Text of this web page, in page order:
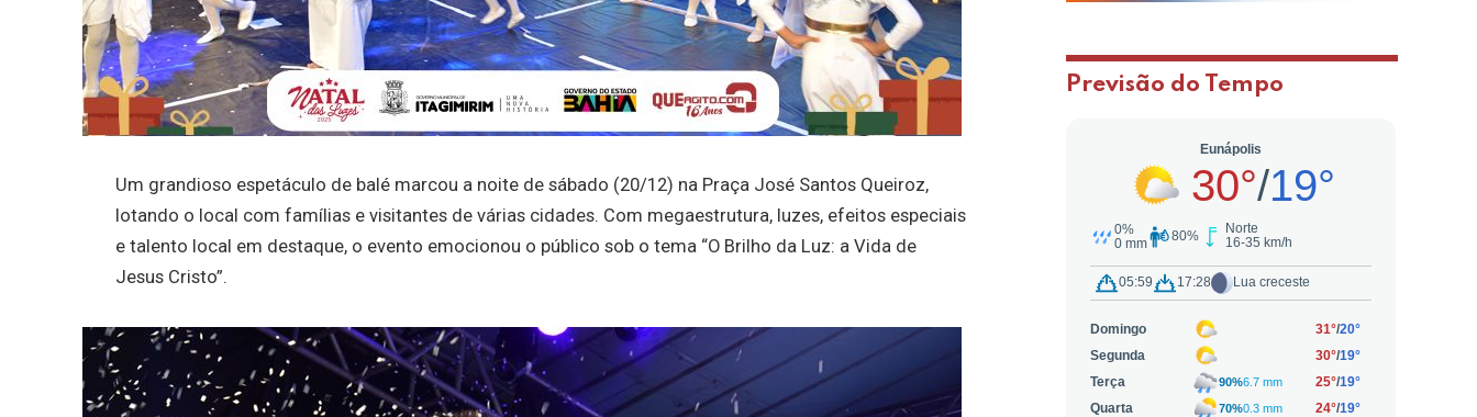
Um grandioso espetáculo de balé marcou a noite de sábado (20/12) na Praça José Santos Queiroz,
lotando o local com famílias e visitantes de várias cidades. Com megaestrutura, luzes, efeitos especiais
e talento local em destaque, o evento emocionou o público sob o tema “O Brilho da Luz: a Vida de
Jesus Cristo”.
Previsão do Tempo